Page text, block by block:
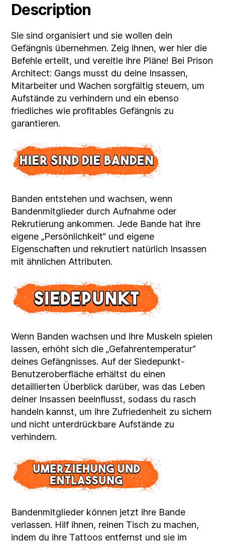
Description
Sie sind organisiert und sie wollen dein
Gefängnis übernehmen. Zeig ihnen, wer hier die
Befehle erteilt, und vereitle ihre Pläne! Bei Prison
Architect: Gangs musst du deine Insassen,
Mitarbeiter und Wachen sorgfältig steuern, um
Aufstände zu verhindern und ein ebenso
friedliches wie profitables Gefängnis zu
garantieren.
Banden entstehen und wachsen, wenn
Bandenmitglieder durch Aufnahme oder
Rekrutierung ankommen. Jede Bande hat ihre
eigene „Persönlichkeit“ und eigene
Eigenschaften und rekrutiert natürlich Insassen
mit ähnlichen Attributen.
Wenn Banden wachsen und ihre Muskeln spielen
lassen, erhöht sich die „Gefahrentemperatur“
deines Gefängnisses. Auf der Siedepunkt-
Benutzeroberfläche erhältst du einen
detaillierten Überblick darüber, was das Leben
deiner Insassen beeinflusst, sodass du rasch
handeln kannst, um ihre Zufriedenheit zu sichern
und nicht unterdrückbare Aufstände zu
verhindern.
Bandenmitglieder können jetzt ihre Bande
verlassen. Hilf ihnen, reinen Tisch zu machen,
indem du ihre Tattoos entfernst und sie im